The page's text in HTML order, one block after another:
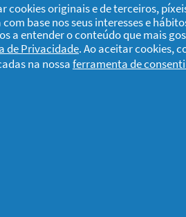
cookies originais e de terceiros,
base nos seus interesses e
a entender o conteúdo que mais
de Privacidade. Ao aceitar cookies,
na nossaferramenta de